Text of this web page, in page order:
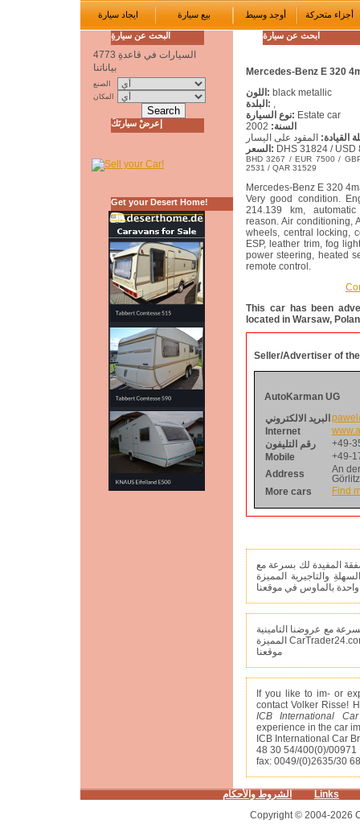
ايجاد سيارة بيع سيارة أوجد وسيط أجزاء متحركة
البحث عن سيارةِ
4773 السيارات في قاعدةِ
بياناتنا
الصنع
المكان
إعرضْ سيارتَكَ
Get your Desert Home!
ابحث عن سيارة
Mercedes-Benz E 320
اللون : black metallic
البلدة : ,
نوع السيارة: Estate car
السنة:
2002
القيادة: المقود على اليسار
السعر : DHS 31824 / USD
BHD 3267 / EUR 7500 /
2531 / QAR 31529
Mercedes-Benz E 320
Very good condition.
214.139 km,
reason. Air conditioning,
wheels, central locking,
ESP, leather trim, fog
power steering, heated
remote control.
This car has been
located in Warsaw,
Seller/Advertiser of
AutoKarman UG
البريد الالكتروني
Internet
رقم التليفون +49-
Mobile +49-
Address
An
More cars Find
المفيدة لك بسرعة مع
والتاجيرية المميزة
بالماوس في موقعنا
مع عروضنا التامينية
المميزة
موقعنا
If you like to im- or
contact Volker Risse!
ICB International
experience in the car
ICB International Car
fax: 0049/(0)2635/30
الشروط والأحكام
Links
Copyright © 2004-2026